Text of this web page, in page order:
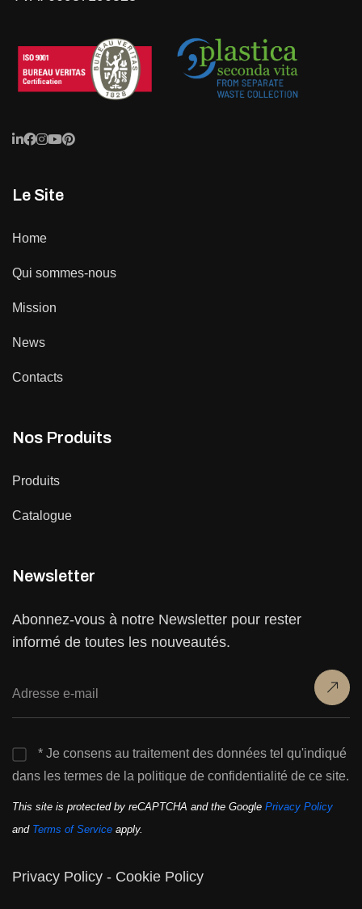
Le Site
Home
Qui sommes-nous
Mission
News
Contacts
Nos Produits
Produits
Catalogue
Newsletter
Abonnez-vous à notre Newsletter pour rester
informé de toutes les nouveautés.
* Je consens au traitement des données tel qu'indiqué
dans les termes de la politique de confidentialité de ce site.
This site is protected by reCAPTCHA and the Google Privacy Policy
and Terms of Service apply.
Privacy Policy - Cookie Policy